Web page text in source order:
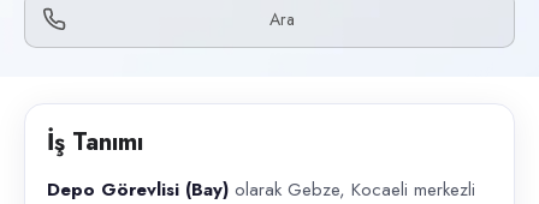
WhatsApp, Telefon
Depo Görevlisi (Bay) olarak Gebze, Kocaeli merkezli Mualimköy
Ara
İş Tanımı
Depo Görevlisi (Bay) olarak Gebze, Kocaeli merkezli